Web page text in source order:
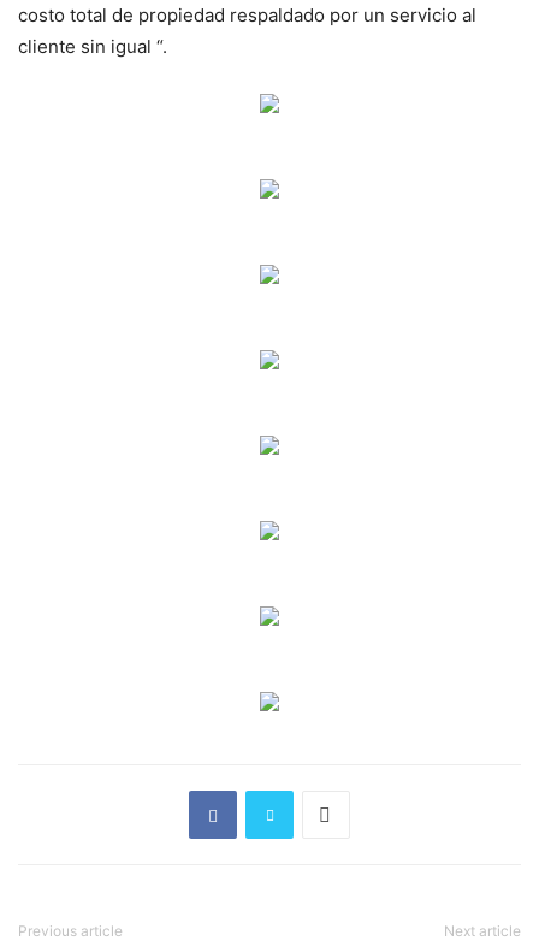
costo total de propiedad respaldado por un servicio al
cliente sin igual “.
Previous article Next article